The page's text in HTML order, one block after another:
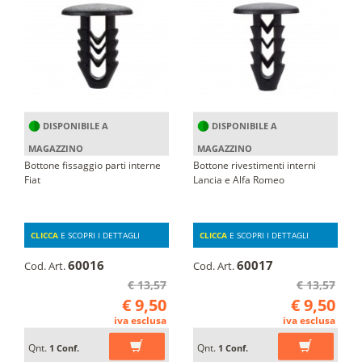
DISPONIBILE A
MAGAZZINO
Bottone fissaggio parti interne
Fiat
CLICCA E SCOPRI I DETTAGLI
Cod. Art.60016
€ 13,57
€ 9,50
iva esclusa
Qnt. 1 Conf.
DISPONIBILE A
MAGAZZINO
Bottone rivestimenti interni
Lancia e Alfa Romeo
CLICCA E SCOPRI I DETTAGLI
Cod. Art.60017
€ 13,57
€ 9,50
iva esclusa
Qnt. 1 Conf.